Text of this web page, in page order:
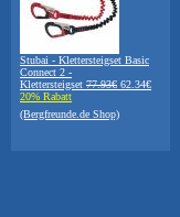
Stubai - Klettersteigset Basic
Connect 2 -
Klettersteigset 77.93€ 62.34€
20% Rabatt
(Bergfreunde.de Shop)